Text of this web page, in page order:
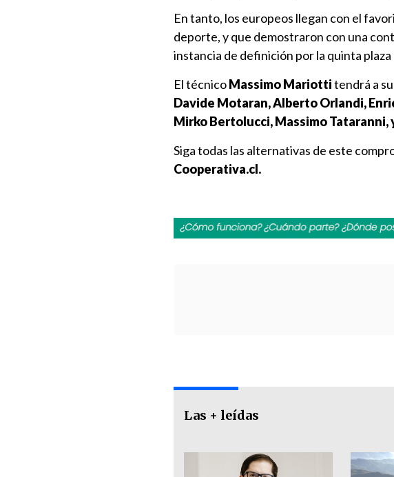
En tanto, los europeos llegan con el
deporte, y que demostraron con una
instancia de definición por la quinta
El técnicoMassimo Mariottitendrá a
Davide Motaran, Alberto Orlandi,
Mirko Bertolucci, Massimo Tataranni,
Siga todas las alternativas de este
Cooperativa.cl.
Las + leídas